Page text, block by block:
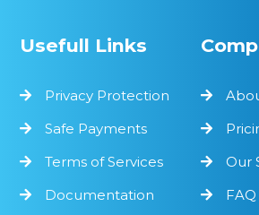
Usefull Links
Privacy Protection
Safe Payments
Terms of Services
Documentation
Our